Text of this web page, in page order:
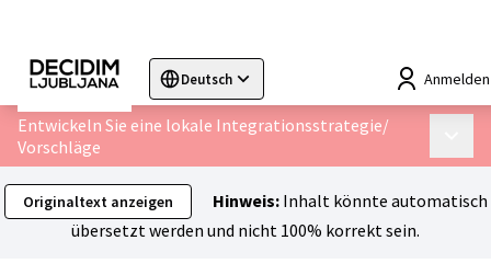
Deutsch
Sprache wählen Choisir la langue
Anmelden
Entwickeln Sie eine lokale Integrationsstrategie/
Vorschläge
Originaltext anzeigen Hinweis:Inhalt könnte automatisch
übersetzt werden und nicht 100% korrekt sein.